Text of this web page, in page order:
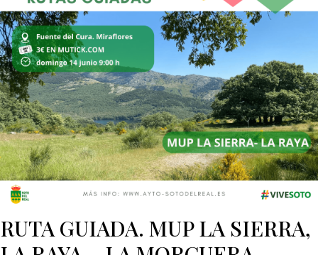
RUTA GUIADA. MUP LA SIERRA,